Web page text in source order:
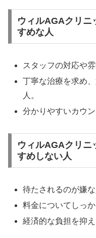
ウィルAGAクリニ
すめな人
スタッフの対応や
丁寧な治療を求め
人。
分かりやすいカウ
ウィルAGAクリニ
すめしない人
待たされるのが嫌な
料金についてしっ
経済的な負担を抑え